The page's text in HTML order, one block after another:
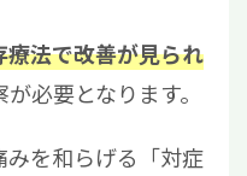
法で改善が見られ
必要となります。
を和らげる「対症